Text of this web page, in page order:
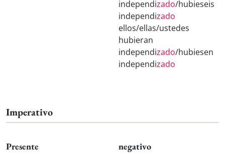
independizado/hubieseis
independizado
ellos/ellas/ustedes
hubieran
independizado/hubiesen
independizado
Imperativo
Presente negativo